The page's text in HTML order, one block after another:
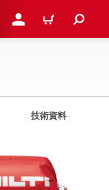
ログイン・新規オンライ
カート
技術資料